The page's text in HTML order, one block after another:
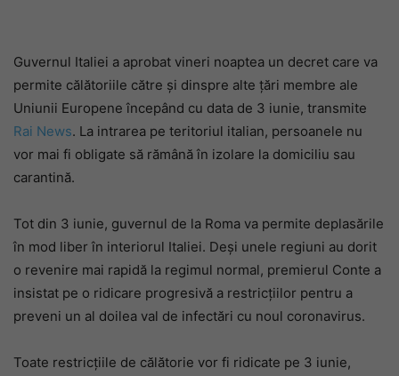
Guvernul Italiei a aprobat vineri noaptea un decret care va
permite călătoriile către şi dinspre alte ţări membre ale
Uniunii Europene începând cu data de 3 iunie, transmite
Rai News. La intrarea pe teritoriul italian, persoanele nu
vor mai fi obligate să rămână în izolare la domiciliu sau
carantină.
Tot din 3 iunie, guvernul de la Roma va permite deplasările
în mod liber în interiorul Italiei. Deşi unele regiuni au dorit
o revenire mai rapidă la regimul normal, premierul Conte a
insistat pe o ridicare progresivă a restricţiilor pentru a
preveni un al doilea val de infectări cu noul coronavirus.
Toate restricţiile de călătorie vor fi ridicate pe 3 iunie,